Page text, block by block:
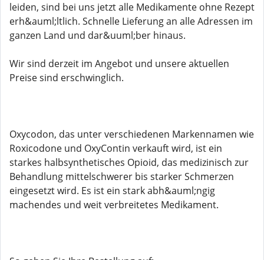
leiden, sind bei uns jetzt alle Medikamente ohne Rezept
erh&auml;ltlich. Schnelle Lieferung an alle Adressen im
ganzen Land und dar&uuml;ber hinaus.
Wir sind derzeit im Angebot und unsere aktuellen
Preise sind erschwinglich.
Oxycodon, das unter verschiedenen Markennamen wie
Roxicodone und OxyContin verkauft wird, ist ein
starkes halbsynthetisches Opioid, das medizinisch zur
Behandlung mittelschwerer bis starker Schmerzen
eingesetzt wird. Es ist ein stark abh&auml;ngig
machendes und weit verbreitetes Medikament.